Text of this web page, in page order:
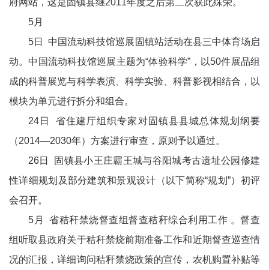
府网站，这是固镇县继2011年度之后第二次获此殊荣。
5月
5日 中国流动科技馆巡展固镇站活动在县三中体育场启
动。中国流动科技馆巡展主题为“体验科学”，以50件展品组
成的科普展览与科学表演、科学实验、科普影视相结合，以
模块为单元进行拆分和组合。
24日 省住建厅组织专家对固镇县县城总体规划纲要
（2014—2030年）方案进行审查，原则予以通过。
26日 固镇县小王庄霸王城与谷阳城考古遗址公园修建
性详细规划及部分建筑和景观设计（以下简称“规划”）初评
会召开。
5月 省秸秆禁烧督查组督查秸秆综合利用工作 。督查
组听取县政府关于秸秆禁烧前期准备工作和近期督查巡查情
况的汇报，详细询问秸秆禁烧政策的宣传，农机购置补贴等